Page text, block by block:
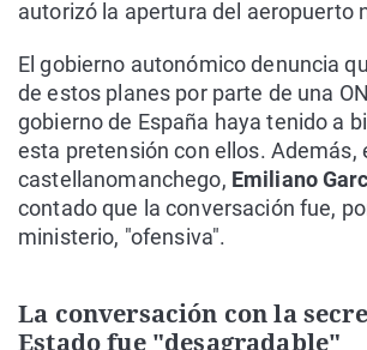
autorizó la apertura del aeropuerto
El gobierno autonómico denuncia
de estos planes por parte de una
gobierno de España haya tenido a
esta pretensión con ellos. Además,
castellanomanchego, Emiliano
contado que la conversación fue,
ministerio, "ofensiva".
La conversación con la
Estado fue "desagradable"